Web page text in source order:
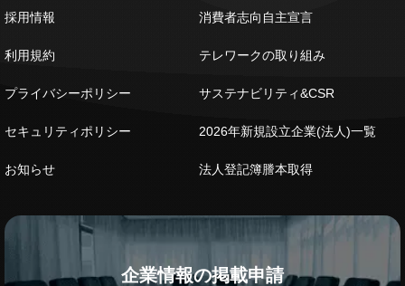
採用情報
利用規約
プライバシーポリシー
セキュリティポリシー
お知らせ
消費者志向自主宣言
テレワークの取り組み
サステナビリティ&CSR
2026年新規設立企業(法人)一覧
法人登記簿謄本取得
企業情報の掲載申請